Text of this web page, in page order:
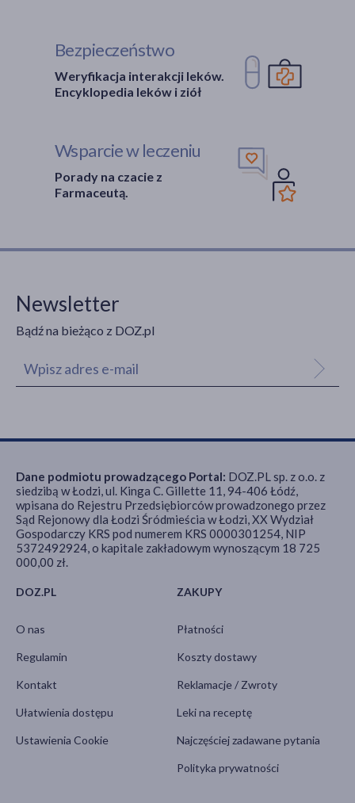
Bezpieczeństwo
Weryfikacja interakcji leków.
Encyklopedia leków i ziół
Wsparcie w leczeniu
Porady na czacie z
Farmaceutą.
Newsletter
Bądź na bieżąco z DOZ.pl
DOZ.PL
O nas
Regulamin
Kontakt
Ułatwienia dostępu
Ustawienia Cookie
ZAKUPY
Płatności
Koszty dostawy
Reklamacje / Zwroty
Leki na receptę
Najczęściej zadawane pytania
Polityka prywatności
Dane podmiotu prowadzącego Portal: DOZ.PL sp. z o.o. z
siedzibą w Łodzi, ul. Kinga C. Gillette 11, 94-406 Łódź,
wpisana do Rejestru Przedsiębiorców prowadzonego przez
Sąd Rejonowy dla Łodzi Śródmieścia w Łodzi, XX Wydział
Gospodarczy KRS pod numerem KRS 0000301254, NIP
5372492924, o kapitale zakładowym wynoszącym 18 725
000,00 zł.